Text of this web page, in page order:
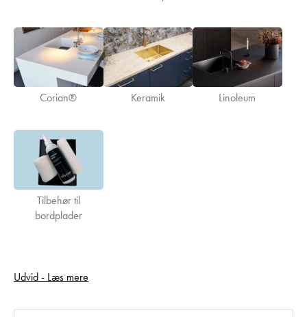
Corian® Keramik Linoleum
Tilbehør til
bordplader
Find din nye køkkenbordplade hos Kitchn. Vi forhandler en bred
vifte af bordplader, der er velegnede til både
Udvid - Læs mere